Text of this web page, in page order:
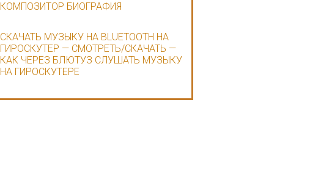
КОМПОЗИТОР БИОГРАФИЯ
СКАЧАТЬ МУЗЫКУ НА BLUETOOTH НА
ГИРОСКУТЕР — СМОТРЕТЬ/СКАЧАТЬ —
КАК ЧЕРЕЗ БЛЮТУЗ СЛУШАТЬ МУЗЫКУ
НА ГИРОСКУТЕРЕ